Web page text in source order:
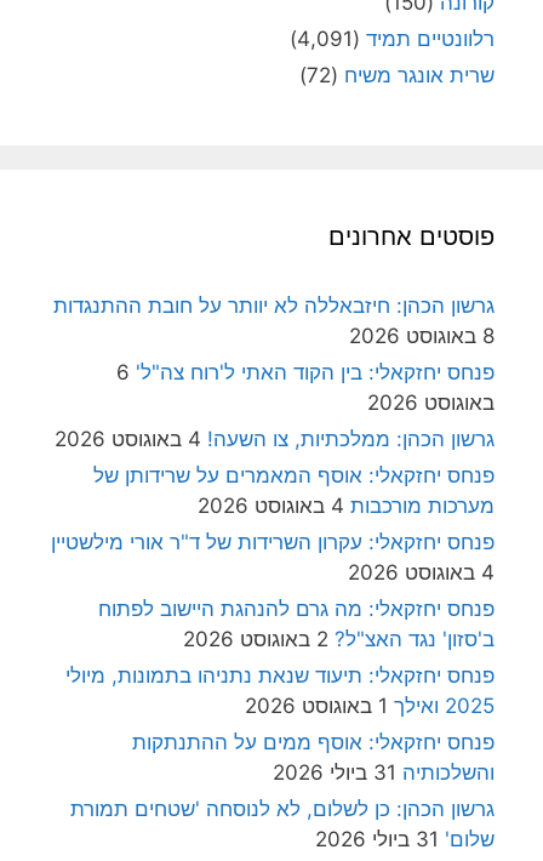
רלוונטיים תמיד (4,091)
שרית אונגר משיח (72)
פוסטים אחרונים
גרשון הכהן: חיזבאללה לא יוותר על חובת ההתנגדות
8 באוגוסט 2026
פנחס יחזקאלי: בין הקוד האתי ל'רוח צה"ל' 6
באוגוסט 2026
גרשון הכהן: ממלכתיות, צו השעה! 4 באוגוסט 2026
פנחס יחזקאלי: אוסף המאמרים על שרידותן של
מערכות מורכבות 4 באוגוסט 2026
פנחס יחזקאלי: עקרון השרידות של ד"ר אורי מילשטיין
4 באוגוסט 2026
פנחס יחזקאלי: מה גרם להנהגת היישוב לפתוח
ב'סזון' נגד האצ"ל? 2 באוגוסט 2026
פנחס יחזקאלי: תיעוד שנאת נתניהו בתמונות, מיולי
2025 ואילך
1 באוגוסט 2026
פנחס יחזקאלי: אוסף ממים על ההתנתקות
והשלכותיה 31 ביולי 2026
גרשון הכהן: כן לשלום, לא לנוסחה 'שטחים תמורת
שלום' 31 ביולי 2026